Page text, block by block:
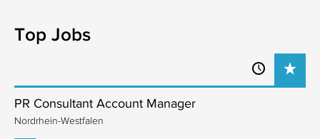
Top Jobs
PR Consultant Account Manager
Nordrhein-Westfalen